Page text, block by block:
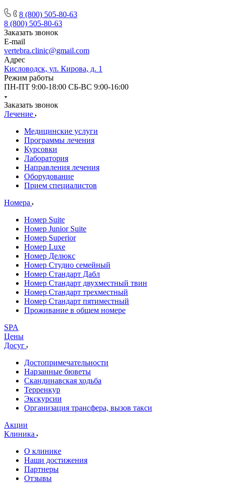
8 (800) 505-80-63
8 (800) 505-80-63
Заказать звонок
E-mail
vertebra.clinic@gmail.com
Адрес
Кисловодск, ул. Кирова, д. 1
Режим работы
ПН-ПТ 9:00-18:00 СБ-ВС 9:00-16:00
Заказать звонок
Лечение
Медицинские услуги
Программы лечения
Курсовки
Лаборатория
Направления лечения
Оборудование
Прием специалистов
Номера
Номер Suite
Номер Junior Suite
Номер Superior
Номер Luxe
Номер Делюкс
Номер Студио семейный
Номер Стандарт Дабл
Номер Стандарт двухместный твин
Номер Стандарт трехместный
Номер Стандарт пятиместный
Проживание в общем номере
SPA
Цены
Досуг
Достопримечательности
Нарзанные бюветы
Скандинавская ходьба
Терренкур
Экскурсии
Организация трансфера, вызов такси
Акции
Клиника
О клинике
Наши достижения
Партнеры
Отзывы